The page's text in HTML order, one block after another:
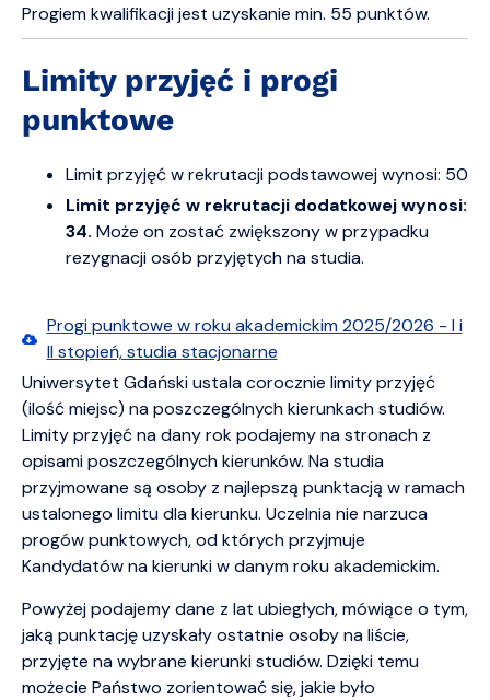
Progiem kwalifikacji jest uzyskanie min. 55 punktów.
Limity przyjęć i progi
punktowe
Limit przyjęć w rekrutacji podstawowej wynosi: 50
Limit przyjęć w rekrutacji dodatkowej wynosi:
34. Może on zostać zwiększony w przypadku
rezygnacji osób przyjętych na studia.
Progi punktowe w roku akademickim 2025/2026 - I i
II stopień, studia stacjonarne
Uniwersytet Gdański ustala corocznie limity przyjęć
(ilość miejsc) na poszczególnych kierunkach studiów.
Limity przyjęć na dany rok podajemy na stronach z
opisami poszczególnych kierunków. Na studia
przyjmowane są osoby z najlepszą punktacją w ramach
ustalonego limitu dla kierunku. Uczelnia nie narzuca
progów punktowych, od których przyjmuje
Kandydatów na kierunki w danym roku akademickim.
Powyżej podajemy dane z lat ubiegłych, mówiące o tym,
jaką punktację uzyskały ostatnie osoby na liście,
przyjęte na wybrane kierunki studiów. Dzięki temu
możecie Państwo zorientować się, jakie było